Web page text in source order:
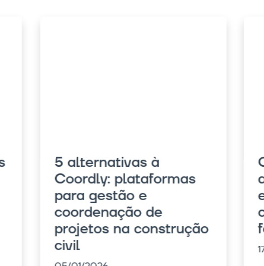
Carta de boas práticas
aos projetistas de
estruturas: uma
conversa entre quem
faz o BIM acontecer
17/12/2025